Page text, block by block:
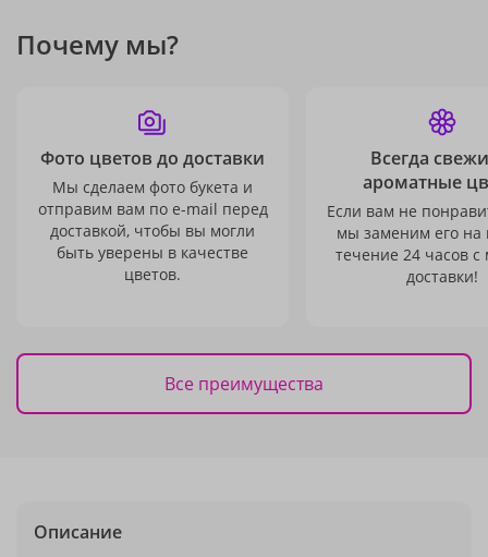
Почему мы?
Фото цветов до доставки
Мы сделаем фото букета и
отправим вам по e-mail перед
доставкой, чтобы вы могли
быть уверены в качестве
цветов.
Всегда
ароматные
Если вам не
мы заменим его на
течение 24 часов с
доставки!
Все преимущества
Описание